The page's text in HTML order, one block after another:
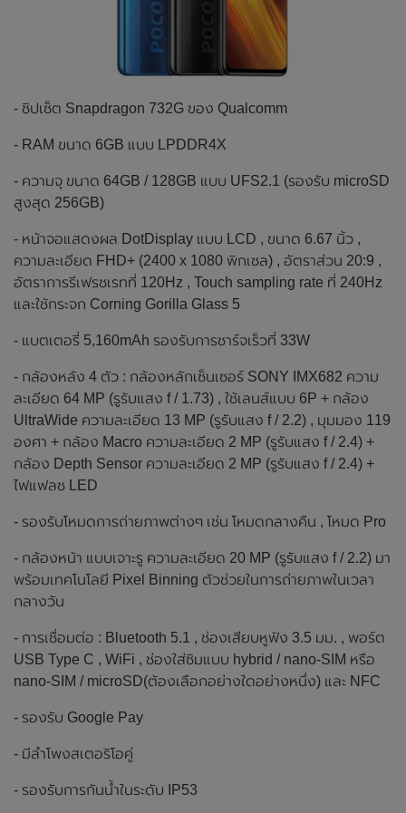
- ชิปเซ็ต Snapdragon 732G ของ Qualcomm
- RAM ขนาด 6GB แบบ LPDDR4X
- ความจุ ขนาด 64GB / 128GB แบบ UFS2.1 (รองรับ microSD
สูงสุด 256GB)
- หน้าจอแสดงผล DotDisplay แบบ LCD , ขนาด 6.67 นิ้ว ,
ความละเอียด FHD+ (2400 x 1080 พิกเซล) , อัตราส่วน 20:9 ,
อัตราการรีเฟรชเรทที่ 120Hz , Touch sampling rate ที่ 240Hz
และใช้กระจก Corning Gorilla Glass 5
- แบตเตอรี่ 5,160mAh รองรับการชาร์จเร็วที่ 33W
- กล้องหลัง 4 ตัว : กล้องหลักเซ็นเซอร์ SONY IMX682 ความ
ละเอียด 64 MP (รูรับแสง f / 1.73) , ใช้เลนส์แบบ 6P + กล้อง
UltraWide ความละเอียด 13 MP (รูรับแสง f / 2.2) , มุมมอง 119
องศา + กล้อง Macro ความละเอียด 2 MP (รูรับแสง f / 2.4) +
กล้อง Depth Sensor ความละเอียด 2 MP (รูรับแสง f / 2.4) +
ไฟแฟลช LED
- รองรับโหมดการถ่ายภาพต่างๆ เช่น โหมดกลางคืน , โหมด Pro
- กล้องหน้า แบบเจาะรู ความละเอียด 20 MP (รูรับแสง f / 2.2) มา
พร้อมเทคโนโลยี Pixel Binning ตัวช่วยในการถ่ายภาพในเวลา
กลางวัน
- การเชื่อมต่อ : Bluetooth 5.1 , ช่องเสียบหูฟัง 3.5 มม. , พอร์ต
USB Type C , WiFi , ช่องใส่ซิมแบบ hybrid / nano-SIM หรือ
nano-SIM / microSD(ต้องเลือกอย่างใดอย่างหนึ่ง) และ NFC
- รองรับ Google Pay
- มีลำโพงสเตอริโอคู่
- รองรับการกันน้ำในระดับ IP53